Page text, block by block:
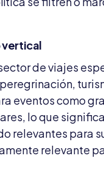
vertical
de viajes
eventos como
lo que
relevantes para
relevante